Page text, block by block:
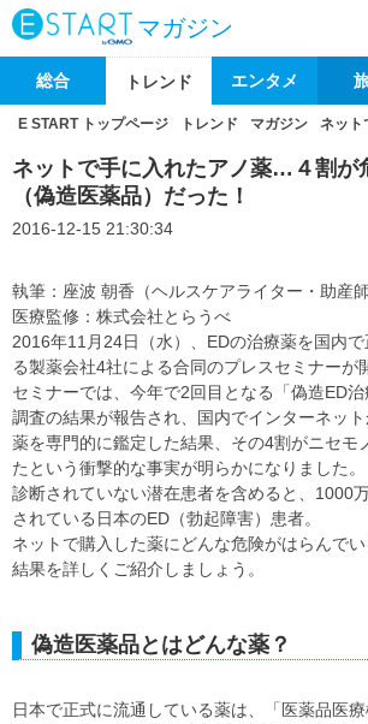
マガジン
総合 トレンド エンタメ
E START トップページ トレンド マガジン ネット
ネットで手に入れたアノ薬…４割が
（偽造医薬品）だった！
2016-12-15 21:30:34
執筆：座波 朝香（ヘルスケアライター・助産師
医療監修：株式会社とらうべ
2016年11月24日（水）、EDの治療薬を国内
る製薬会社4社による合同のプレスセミナーが
セミナーでは、今年で2回目となる「偽造ED
調査の結果が報告され、国内でインターネッ
薬を専門的に鑑定した結果、その4割がニセモ
たという衝撃的な事実が明らかになりました。
診断されていない潜在患者を含めると、1000
されている日本のED（勃起障害）患者。
ネットで購入した薬にどんな危険がはらんで
結果を詳しくご紹介しましょう。
偽造医薬品とはどんな薬？
日本で正式に流通している薬は、「医薬品医